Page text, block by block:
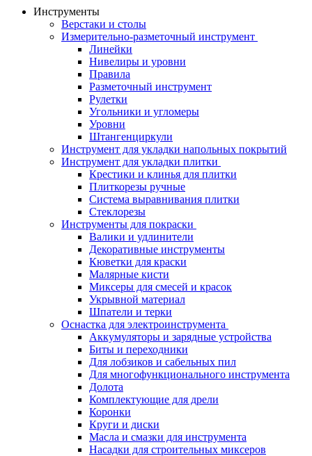
Инструменты
Верстаки и столы
Измерительно-разметочный инструмент
Линейки
Нивелиры и уровни
Правила
Разметочный инструмент
Рулетки
Угольники и угломеры
Уровни
Штангенциркули
Инструмент для укладки напольных покрытий
Инструмент для укладки плитки
Крестики и клинья для плитки
Плиткорезы ручные
Система выравнивания плитки
Стеклорезы
Инструменты для покраски
Валики и удлинители
Декоративные инструменты
Кюветки для краски
Малярные кисти
Миксеры для смесей и красок
Укрывной материал
Шпатели и терки
Оснастка для электроинструмента
Аккумуляторы и зарядные устройства
Биты и переходники
Для лобзиков и сабельных пил
Для многофункционального инструмента
Долота
Комплектующие для дрели
Коронки
Круги и диски
Масла и смазки для инструмента
Насадки для строительных миксеров